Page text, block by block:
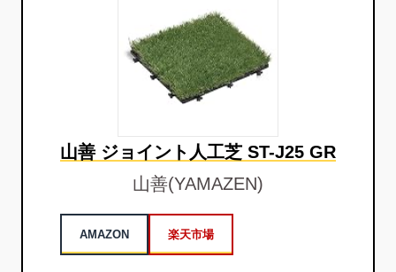
山善 ジョイント人工芝 ST-J25 GR
山善(YAMAZEN)
AMAZON 楽天市場